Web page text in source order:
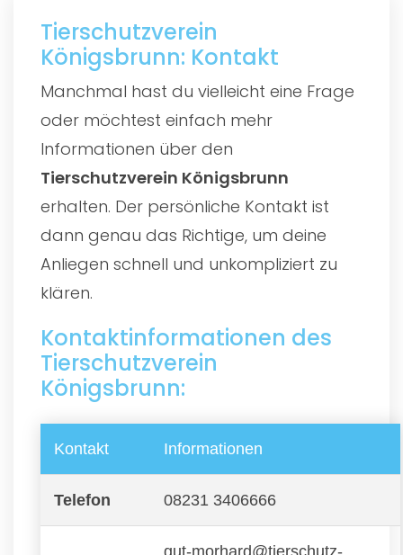
Tierschutzverein
Königsbrunn: Kontakt
Manchmal hast du vielleicht eine Frage
oder möchtest einfach mehr
Informationen über den
Tierschutzverein Königsbrunn
erhalten. Der persönliche Kontakt ist
dann genau das Richtige, um deine
Anliegen schnell und unkompliziert zu
klären.
Kontaktinformationen des
Tierschutzverein
Königsbrunn:
Kontakt Informationen
Telefon 08231 3406666
gut-morhard@tierschutz-